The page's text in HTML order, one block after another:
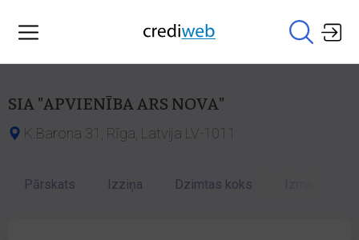
SIA "APVIENĪBA ARS NOVA"
K.Barona 31, Rīga, Latvija LV-1011
Pārskats Izziņa Dzimtas koks